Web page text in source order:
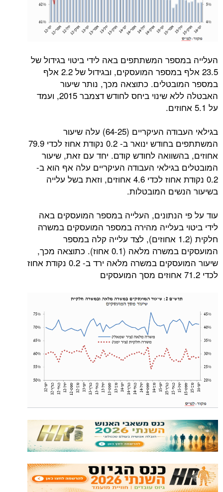
המשתתפים באה לידי ביטוי בגידול של
23.5 אלף במספר המועסקים, ובגידול של 2.2 אלף
כתוצאה מכך, נותר שיעור
האבטלה ללא שינוי ביחס לחודש דצמבר 2015, ועמד
בגילאי העבודה העיקריים (64-25) עלה שיעור
המשתתפים בחודש ינואר ב- 0.2 נקודת אחוז לכדי 79.9
לחודש קודם. יחד עם זאת, שיעור
העבודה העיקריים עלה אף הוא ב-
0.2 נקודת אחוז לכדי 4.6 אחוזים, וזאת בשל עלייה
המובטלות.
הנתונים, העלייה במספר המועסקים באה
בעלייה מהירה במספר המועסקים במשרה
חלקית (1.2 אחוזים), לצד עלייה קלה במספר
המועסקים במשרה מלאה (0.1 אחוז). כתוצאה מכך,
שיעור המועסקים במשרה מלאה ירד ב- 0.2 נקודת אחוז